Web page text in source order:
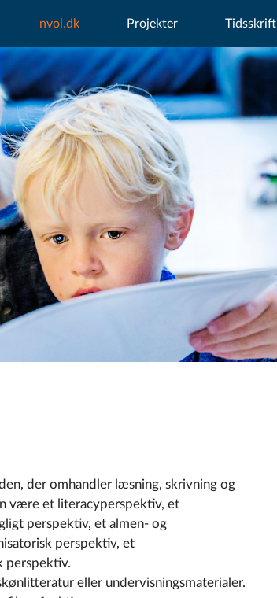
nvol.dk Projekter Tidsskrift
der omhandler læsning, skrivning og
være et literacyperspektiv, et
perspektiv, et almen- og
perspektiv, et
perspektiv.
eller undervisningsmaterialer.